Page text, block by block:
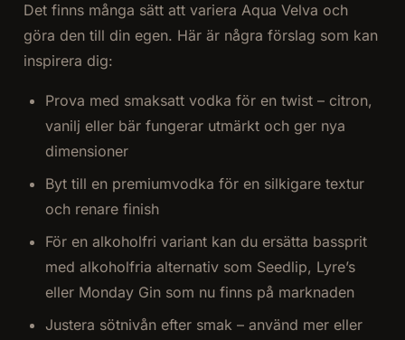
Det finns många sätt att variera Aqua Velva och
göra den till din egen. Här är några förslag som kan
inspirera dig:
Prova med smaksatt vodka för en twist – citron,
vanilj eller bär fungerar utmärkt och ger nya
dimensioner
Byt till en premiumvodka för en silkigare textur
och renare finish
För en alkoholfri variant kan du ersätta bassprit
med alkoholfria alternativ som Seedlip, Lyre’s
eller Monday Gin som nu finns på marknaden
Justera sötnivån efter smak – använd mer eller